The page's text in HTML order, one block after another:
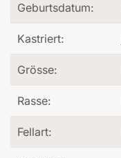
Geburtsdatum:
Kastriert:
Grösse:
Rasse:
Fellart: